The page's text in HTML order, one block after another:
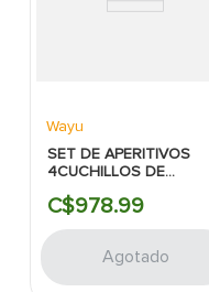
Wayu
SET DE APERITIVOS
4CUCHILLOS DE
C$978.99
Agotado